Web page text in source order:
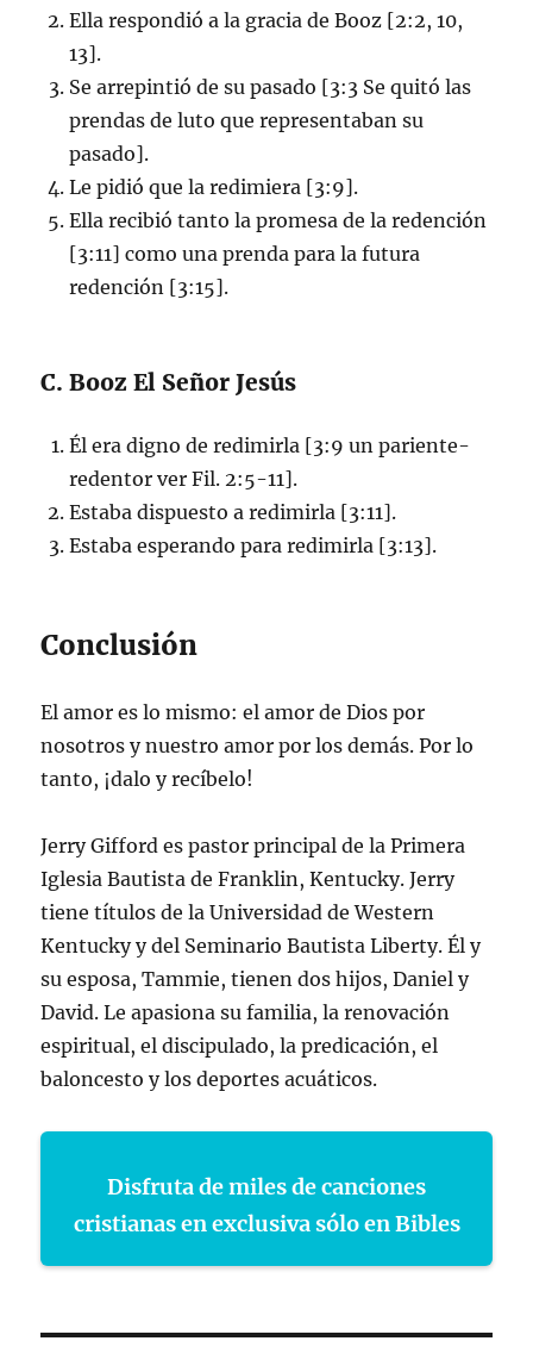
Ella respondió a la gracia de Booz [2:2, 10,
13].
Se arrepintió de su pasado [3:3 Se quitó las
prendas de luto que representaban su
pasado].
Le pidió que la redimiera [3:9].
Ella recibió tanto la promesa de la redención
[3:11] como una prenda para la futura
redención [3:15].
C. Booz El Señor Jesús
Él era digno de redimirla [3:9 un pariente-
redentor ver Fil. 2:5-11].
Estaba dispuesto a redimirla [3:11].
Estaba esperando para redimirla [3:13].
Conclusión
El amor es lo mismo: el amor de Dios por
nosotros y nuestro amor por los demás. Por lo
tanto, ¡dalo y recíbelo!
Jerry Gifford es pastor principal de la Primera
Iglesia Bautista de Franklin, Kentucky. Jerry
tiene títulos de la Universidad de Western
Kentucky y del Seminario Bautista Liberty. Él y
su esposa, Tammie, tienen dos hijos, Daniel y
David. Le apasiona su familia, la renovación
espiritual, el discipulado, la predicación, el
baloncesto y los deportes acuáticos.
Disfruta de miles de canciones
cristianas en exclusiva sólo en Bibles